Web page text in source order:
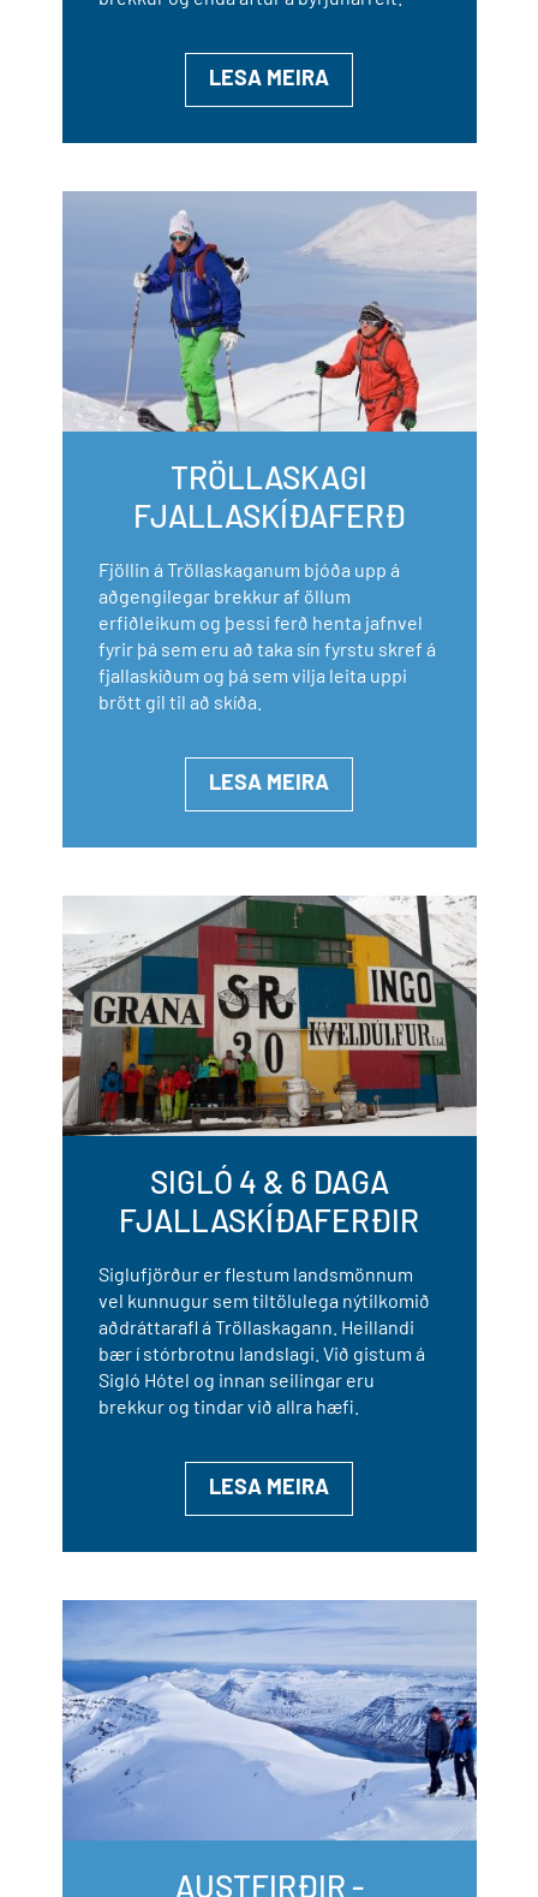
LESA MEIRA
TRÖLLASKAGI
FJALLASKÍÐAFERÐ
Fjöllin á Tröllaskaganum bjóða upp á
aðgengilegar brekkur af öllum
erfiðleikum og þessi ferð henta jafnvel
fyrir þá sem eru að taka sín fyrstu skref á
fjallaskíðum og þá sem vilja leita uppi
brött gil til að skíða.
LESA MEIRA
SIGLÓ 4 & 6 DAGA
FJALLASKÍÐAFERÐIR
Siglufjörður er flestum landsmönnum
vel kunnugur sem tiltölulega nýtilkomið
aðdráttarafl á Tröllaskagann. Heillandi
bær í stórbrotnu landslagi. Við gistum á
Sigló Hótel og innan seilingar eru
brekkur og tindar við allra hæfi.
LESA MEIRA
AUSTFIRÐIR -